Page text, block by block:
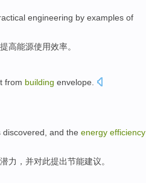
engineering by examples of
提高能源使用效率。
from building envelope
discovered and the energy efficiency
潜力 ，并对此提出节能建议。